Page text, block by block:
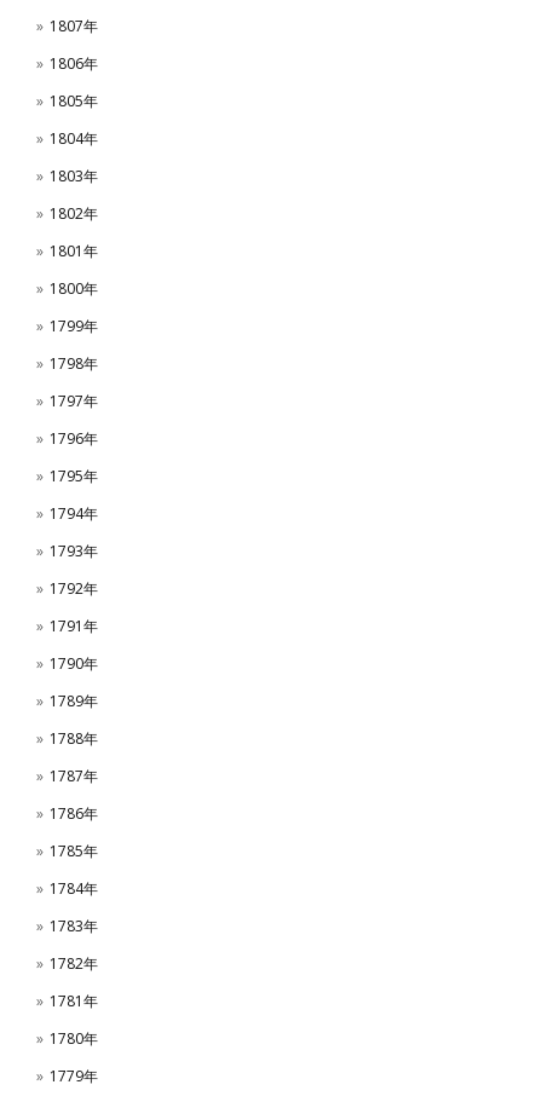
1807年
1806年
1805年
1804年
1803年
1802年
1801年
1800年
1799年
1798年
1797年
1796年
1795年
1794年
1793年
1792年
1791年
1790年
1789年
1788年
1787年
1786年
1785年
1784年
1783年
1782年
1781年
1780年
1779年